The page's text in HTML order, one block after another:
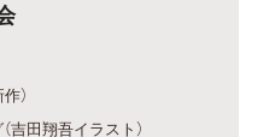
）
吉田翔吾イラスト）